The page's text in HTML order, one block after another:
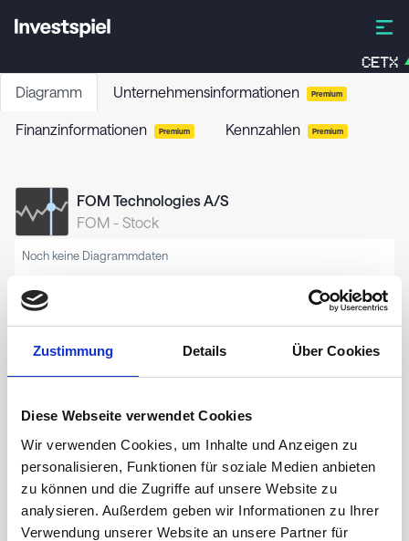
Zustimmung Details Über Cookies
Diese Webseite verwendet Cookies
Wir verwenden Cookies, um Inhalte und Anzeigen zu
personalisieren, Funktionen für soziale Medien anbieten
zu können und die Zugriffe auf unsere Website zu
analysieren. Außerdem geben wir Informationen zu Ihrer
Verwendung unserer Website an unsere Partner für
CETX
Diagramm Unternehmensinformationen Premium
Finanzinformationen Premium Kennzahlen Premium
FOM Technologies A/S
FOM - Stock
Noch keine Diagrammdaten